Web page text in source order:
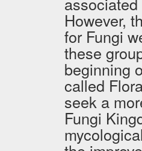
However,
for Fungi
these
beginning
called
seek a
Fungi